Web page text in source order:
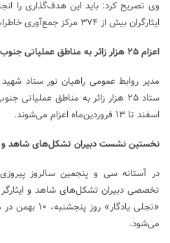
وی تصریح کرد: باید این هدف‌گذاری را
ایثارگران بیش از ۳۷۴ مرکز جمع‌آوری خاطرات در سطح محلات تهران ایجاد کنیم.
اعزام ۲۵ هزار زائر به مناطق عملیاتی جنوب توسط ستاد شهید صیاد شیرازی
مدیر روابط عمومی راهیان‌ نور ستاد
اسفند تا ۱۳ فروردین‌ماه اعزام می‌شوند.
نخستین نشست دبیران تشکل‌های شاهد و
در آستانه سی و پنجمین سالروز
تخصصی دبیران تشکل‌های شاهد و ایثارگر
«تجلی
می‌شود.